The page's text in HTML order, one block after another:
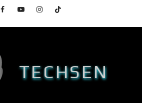
FacebookYouTubeInstagramTikTok
TECHSEN